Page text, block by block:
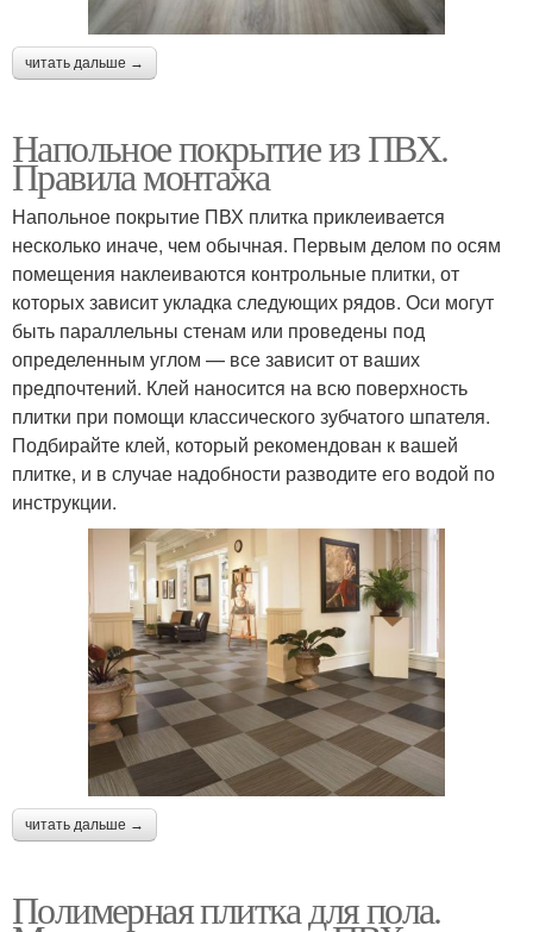
читать дальше →
Напольное покрытие из ПВХ.
Правила монтажа
Напольное покрытие ПВХ плитка приклеивается
несколько иначе, чем обычная. Первым делом по осям
помещения наклеиваются контрольные плитки, от
которых зависит укладка следующих рядов. Оси могут
быть параллельны стенам или проведены под
определенным углом — все зависит от ваших
предпочтений. Клей наносится на всю поверхность
плитки при помощи классического зубчатого шпателя.
Подбирайте клей, который рекомендован к вашей
плитке, и в случае надобности разводите его водой по
инструкции.
читать дальше →
Полимерная плитка для пола.